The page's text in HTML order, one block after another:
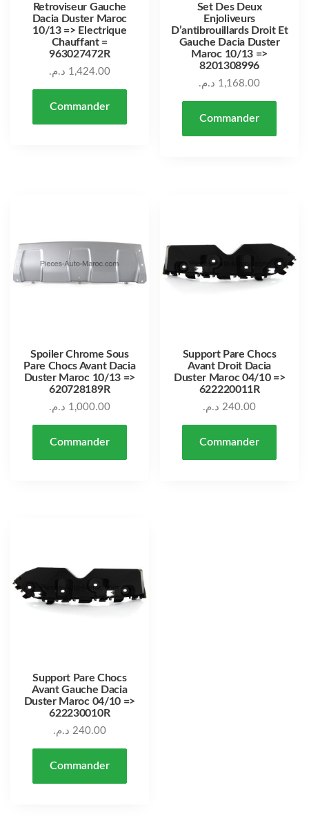
Retroviseur Gauche
Dacia Duster Maroc
10/13 => Electrique
Chauffant =
963027472R
1,424.00 د.م.
Commander
Set Des Deux
Enjoliveurs
D’antibrouillards Droit Et
Gauche Dacia Duster
Maroc 10/13 =>
8201308996
1,168.00 د.م.
Commander
Spoiler Chrome Sous
Pare Chocs Avant Dacia
Duster Maroc 10/13 =>
620728189R
1,000.00 د.م.
Commander
Support Pare Chocs
Avant Droit Dacia
Duster Maroc 04/10 =>
622220011R
240.00 د.م.
Commander
Support Pare Chocs
Avant Gauche Dacia
Duster Maroc 04/10 =>
622230010R
240.00 د.م.
Commander